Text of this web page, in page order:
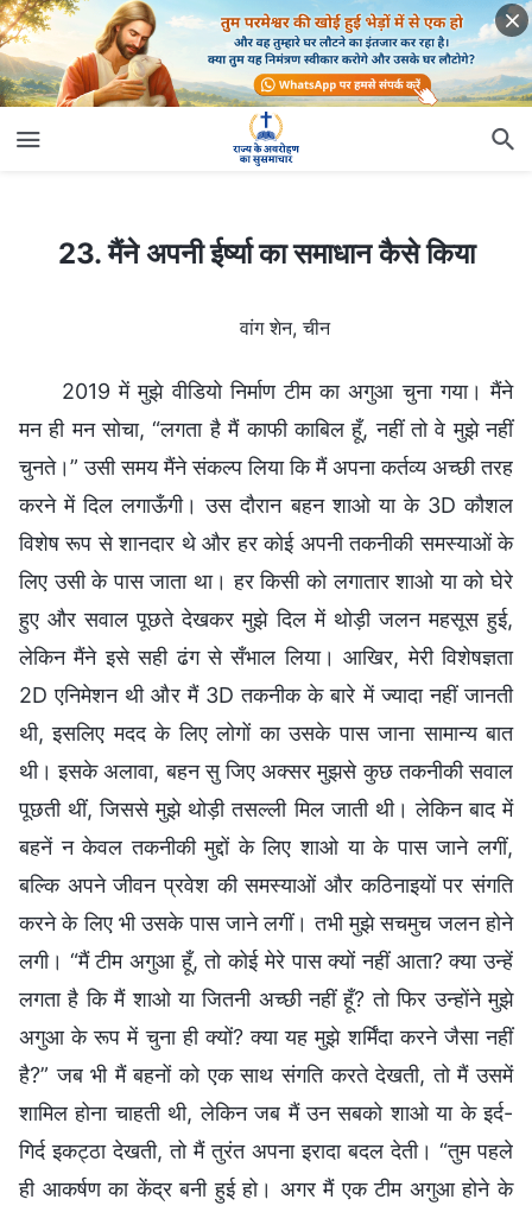
23. मैंने अपनी ईर्ष्या का समाधान कैसे किया
23. मैंने अपनी ईर्ष्या का समाधान कैसे किया
वांग शेन, चीन
2019 में मुझे वीडियो निर्माण टीम का अगुआ चुना गया। मैंने
मन ही मन सोचा, “लगता है मैं काफी काबिल हूँ, नहीं तो वे मुझे नहीं
चुनते।” उसी समय मैंने संकल्प लिया कि मैं अपना कर्तव्य अच्छी तरह
करने में दिल लगाऊँगी। उस दौरान बहन शाओ या के 3D कौशल
विशेष रूप से शानदार थे और हर कोई अपनी तकनीकी समस्याओं के
लिए उसी के पास जाता था। हर किसी को लगातार शाओ या को घेरे
हुए और सवाल पूछते देखकर मुझे दिल में थोड़ी जलन महसूस हुई,
लेकिन मैंने इसे सही ढंग से सँभाल लिया। आखिर, मेरी विशेषज्ञता
2D एनिमेशन थी और मैं 3D तकनीक के बारे में ज्यादा नहीं जानती
थी, इसलिए मदद के लिए लोगों का उसके पास जाना सामान्य बात
थी। इसके अलावा, बहन सु जिए अक्सर मुझसे कुछ तकनीकी सवाल
पूछती थीं, जिससे मुझे थोड़ी तसल्ली मिल जाती थी। लेकिन बाद में
बहनें न केवल तकनीकी मुद्दों के लिए शाओ या के पास जाने लगीं,
बल्कि अपने जीवन प्रवेश की समस्याओं और कठिनाइयों पर संगति
करने के लिए भी उसके पास जाने लगीं। तभी मुझे सचमुच जलन होने
लगी। “मैं टीम अगुआ हूँ, तो कोई मेरे पास क्यों नहीं आता? क्या उन्हें
लगता है कि मैं शाओ या जितनी अच्छी नहीं हूँ? तो फिर उन्होंने मुझे
अगुआ के रूप में चुना ही क्यों? क्या यह मुझे शर्मिंदा करने जैसा नहीं
है?” जब भी मैं बहनों को एक साथ संगति करते देखती, तो मैं उसमें
शामिल होना चाहती थी, लेकिन जब मैं उन सबको शाओ या के इर्द-
गिर्द इकट्ठा देखती, तो मैं तुरंत अपना इरादा बदल देती। “तुम पहले
ही आकर्षण का केंद्र बनी हुई हो। अगर मैं एक टीम अगुआ होने के